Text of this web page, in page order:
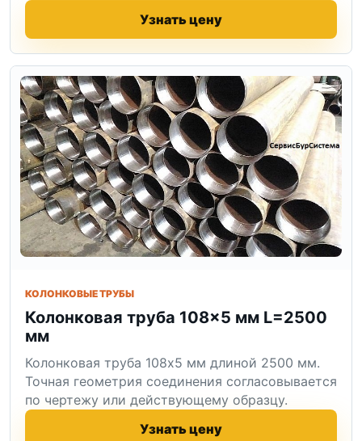
Узнать цену
КОЛОНКОВЫЕ ТРУБЫ
Колонковая труба 108×5 мм L=2500
мм
Колонковая труба 108x5 мм длиной 2500 мм.
Точная геометрия соединения согласовывается
по чертежу или действующему образцу.
Узнать цену